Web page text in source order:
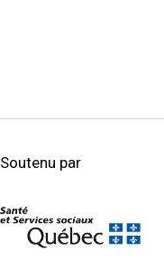
Soutenu par